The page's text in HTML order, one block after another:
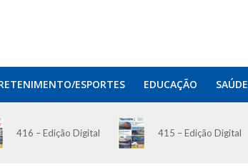
ESPORTES EDUCAÇÃO SAÚDE
416 – Edição Digital 415 – Edição Digital